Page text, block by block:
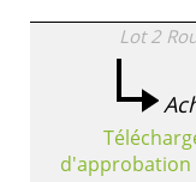
Lot 2
d'approbation